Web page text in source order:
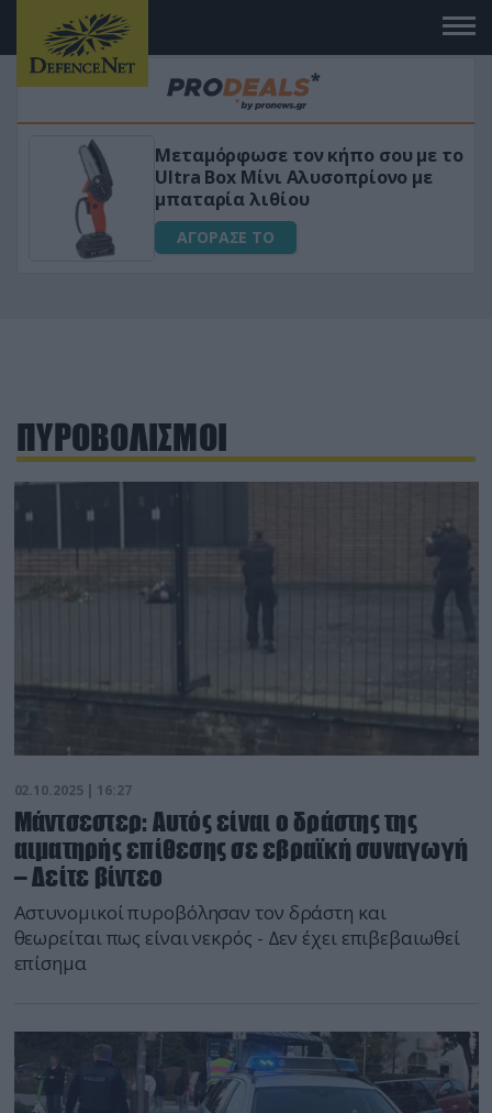
Μεταμόρφωσε τον κήπο σου με το
Ultra Box Μίνι Αλυσοπρίονο με
μπαταρία λιθίου
ΑΓΟΡΑΣΕ ΤΟ
ΠΥΡΟΒΟΛΙΣΜΟΙ
02.10.2025 | 16:27
Μάντσεστερ: Αυτός είναι ο δράστης της
αιματηρής επίθεσης σε εβραϊκή συναγωγή
– Δείτε βίντεο
Αστυνομικοί πυροβόλησαν τον δράστη και
θεωρείται πως είναι νεκρός - Δεν έχει επιβεβαιωθεί
επίσημα